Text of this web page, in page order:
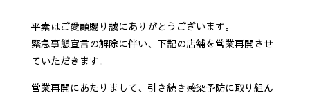
平素はご愛顧賜り誠にありがとうございます。
緊急事態宣言の解除に伴い、下記の店舗を営業再開させ
ていただきます。
営業再開にあたりまして、引き続き感染予防に取り組ん